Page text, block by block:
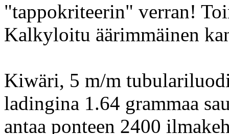
"tappokriteerin" verran!
Kalkyloitu äärimmäinen
Kiwäri, 5 m/m
ladingina 1.64 grammaa
antaa ponteen 2400